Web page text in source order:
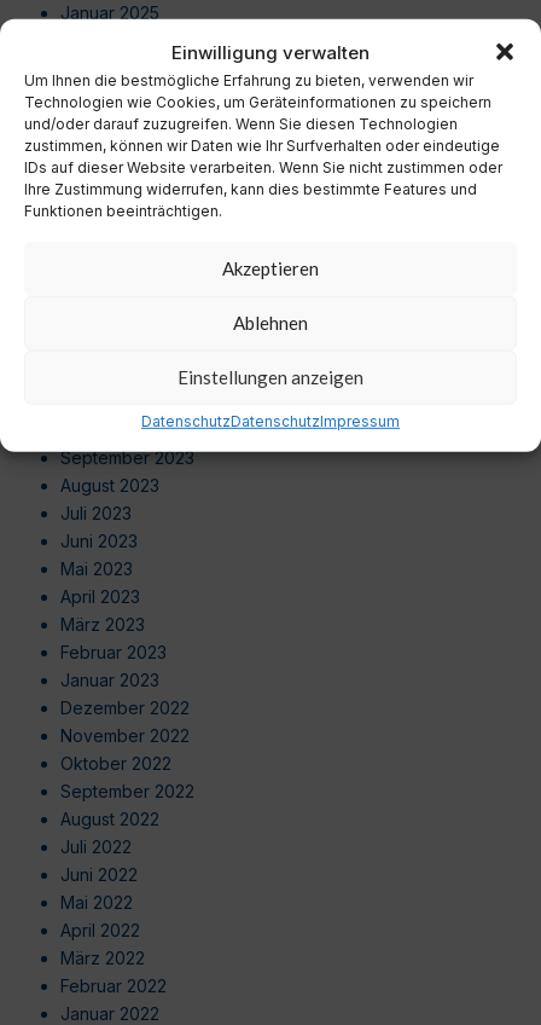
Einwilligung verwalten
Um Ihnen die bestmögliche Erfahrung zu bieten, verwenden wir
Technologien wie Cookies, um Geräteinformationen zu speichern
und/oder darauf zuzugreifen. Wenn Sie diesen Technologien
zustimmen, können wir Daten wie Ihr Surfverhalten oder eindeutige
IDs auf dieser Website verarbeiten. Wenn Sie nicht zustimmen oder
Ihre Zustimmung widerrufen, kann dies bestimmte Features und
Funktionen beeinträchtigen.
Akzeptieren
Ablehnen
Einstellungen anzeigen
DatenschutzDatenschutzImpressum
Januar 2025
Oktober 2024
September 2024
August 2024
Juli 2024
Juni 2024
Dezember 2023
Oktober 2023
September 2023
August 2023
Juli 2023
Juni 2023
Mai 2023
April 2023
März 2023
Februar 2023
Januar 2023
Dezember 2022
November 2022
Oktober 2022
September 2022
August 2022
Juli 2022
Juni 2022
Mai 2022
April 2022
März 2022
Februar 2022
Januar 2022